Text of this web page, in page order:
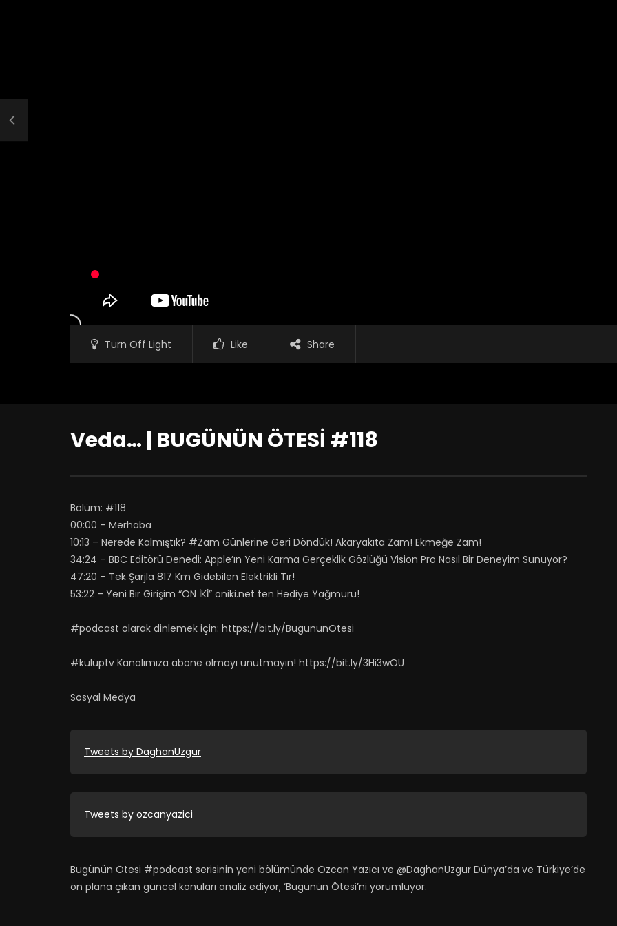
Turn Off Light Like Share
Veda… | BUGÜNÜN ÖTESİ #118
Bölüm: #118
00:00 – Merhaba
10:13 – Nerede Kalmıştık? #Zam Günlerine Geri Döndük! Akaryakıta Zam! Ekmeğe Zam!
34:24 – BBC Editörü Denedi: Apple’ın Yeni Karma Gerçeklik Gözlüğü Vision Pro Nasıl Bir Deneyim Sunuyor?
47:20 – Tek Şarjla 817 Km Gidebilen Elektrikli Tır!
53:22 – Yeni Bir Girişim “ON İKİ” oniki.net ten Hediye Yağmuru!
#podcast olarak dinlemek için: https://bit.ly/BugununOtesi
#kulüptv Kanalımıza abone olmayı unutmayın! https://bit.ly/3Hi3wOU
Sosyal Medya
Tweets by DaghanUzgur
Tweets by ozcanyazici
Bugünün Ötesi #podcast​ serisinin yeni bölümünde Özcan Yazıcı ve @DaghanUzgur Dünya’da ve Türkiye’de
ön plana çıkan güncel konuları analiz ediyor, ‘Bugünün Ötesi’ni yorumluyor.